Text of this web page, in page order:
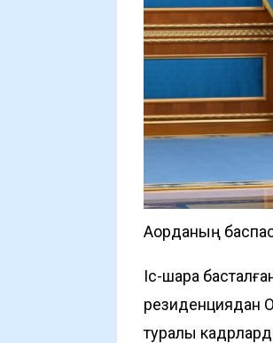
Ақорданың
Іс-шара
резиденциядан
туралы